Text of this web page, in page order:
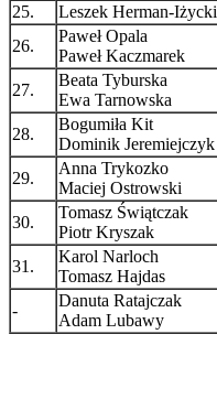
25.
Leszek Herman-Iżycki
26.
Paweł Opala
Paweł Kaczmarek
27.
Beata Tyburska
Ewa Tarnowska
28.
Bogumiła Kit
Dominik Jeremiejczyk
29.
Anna Trykozko
Maciej Ostrowski
30.
Tomasz Świątczak
Piotr Kryszak
31.
Karol Narloch
Tomasz Hajdas
-
Danuta Ratajczak
Adam Lubawy